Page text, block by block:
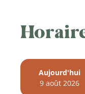
Aujourd'hui
9 août 2026